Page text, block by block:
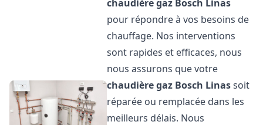
chaudière gaz Bosch Linas
pour répondre à vos besoins de
chauffage. Nos interventions
sont rapides et efficaces, nous
nous assurons que votre
chaudière gaz Bosch Linassoit
réparée ou remplacée dans les
meilleurs délais. Nous